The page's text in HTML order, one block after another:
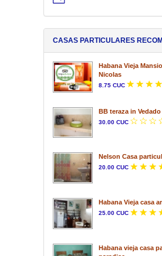
CASAS PARTICULARES
Habana Vieja
Nicolas
8.75 CUC
BB teraza in Vedado
30.00 CUC
Nelson Casa
20.00 CUC
Habana Vieja casa
25.00 CUC
Habana vieja casa